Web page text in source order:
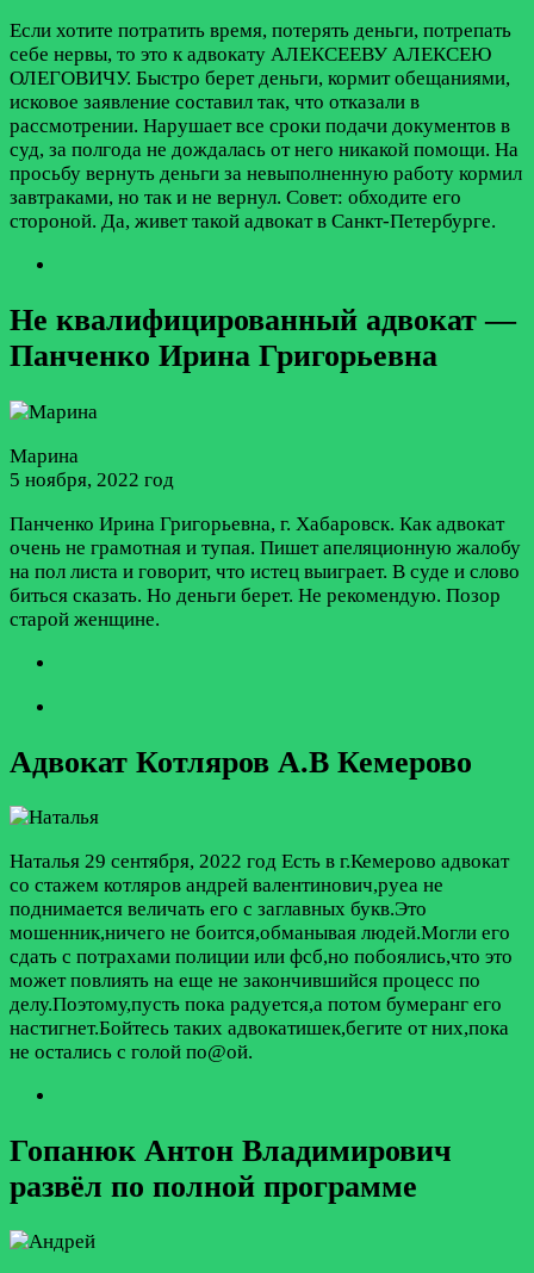
Если хотите потратить время, потерять деньги, потрепать
себе нервы, то это к адвокату АЛЕКСЕЕВУ АЛЕКСЕЮ
ОЛЕГОВИЧУ. Быстро берет деньги, кормит обещаниями,
исковое заявление составил так, что отказали в
рассмотрении. Нарушает все сроки подачи документов в
суд, за полгода не дождалась от него никакой помощи. На
просьбу вернуть деньги за невыполненную работу кормил
завтраками, но так и не вернул. Совет: обходите его
стороной. Да, живет такой адвокат в Санкт-Петербурге.
Не квалифицированный адвокат —
Панченко Ирина Григорьевна
Марина
5 ноября, 2022 год
Панченко Ирина Григорьевна, г. Хабаровск. Как адвокат
очень не грамотная и тупая. Пишет апеляционную жалобу
на пол листа и говорит, что истец выиграет. В суде и слово
биться сказать. Но деньги берет. Не рекомендую. Позор
старой женщине.
Адвокат Котляров А.В Кемерово
Наталья 29 сентября, 2022 год Есть в г.Кемерово адвокат
со стажем котляров андрей валентинович,руеа не
поднимается величать его с заглавных букв.Это
мошенник,ничего не боится,обманывая людей.Могли его
сдать с потрахами полиции или фсб,но побоялись,что это
может повлиять на еще не закончившийся процесс по
делу.Поэтому,пусть пока радуется,а потом бумеранг его
настигнет.Бойтесь таких адвокатишек,бегите от них,пока
не остались с голой по@ой.
Гопанюк Антон Владимирович
развёл по полной программе